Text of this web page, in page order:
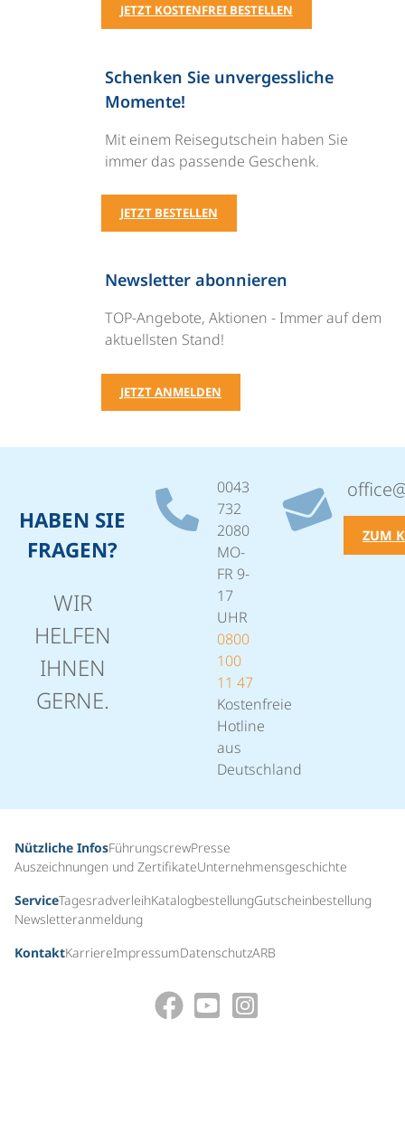
JETZT KOSTENFREI BESTELLEN
Schenken Sie unvergessliche
Momente!
Mit einem Reisegutschein haben Sie
immer das passende Geschenk.
JETZT BESTELLEN
Newsletter abonnieren
TOP-Angebote, Aktionen - Immer auf dem
aktuellsten Stand!
JETZT ANMELDEN
HABEN SIE
FRAGEN?
WIR
HELFEN
IHNEN
GERNE.
0043
732
2080
MO-
FR 9-
17
UHR
0800
100
11 47
Kostenfreie
Hotline
aus
Deutschland
ZUM
Nützliche InfosFührungscrewPresse
Auszeichnungen und ZertifikateUnternehmensgeschichte
ServiceTagesradverleihKatalogbestellungGutscheinbestellung
Newsletteranmeldung
KontaktKarriereImpressumDatenschutzARB